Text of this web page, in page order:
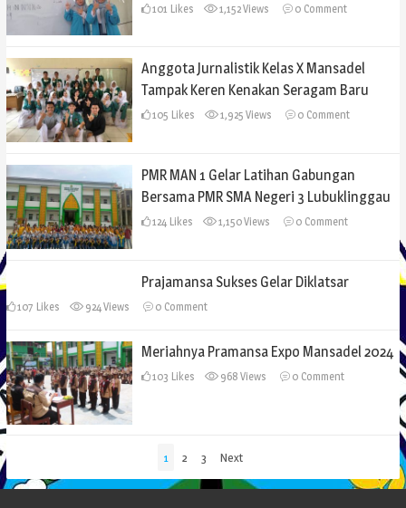
101 Likes 1,152 Views 0 Comment
Anggota Jurnalistik Kelas X Mansadel
Tampak Keren Kenakan Seragam Baru
105 Likes 1,925 Views 0 Comment
PMR MAN 1 Gelar Latihan Gabungan
Bersama PMR SMA Negeri 3 Lubuklinggau
124 Likes 1,150 Views 0 Comment
Prajamansa Sukses Gelar Diklatsar
107 Likes 924 Views 0 Comment
Meriahnya Pramansa Expo Mansadel 2024
103 Likes 968 Views 0 Comment
pos
1 2 3 Next